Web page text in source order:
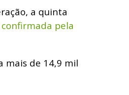
a quinta
pela
mais de 14,9 mil